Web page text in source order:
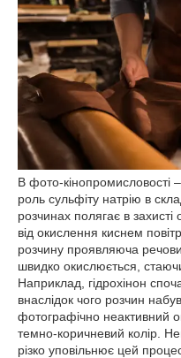
В фото-кінопромисловості
роль сульфіту натрію в
розчинах полягає в
від окислення киснем
розчину проявляюча
швидко окислюється,
Наприклад, гідрохінон
внаслідок чого розчин
фотографічно неактивний
темно-коричневий колір.
різко уповільнює цей